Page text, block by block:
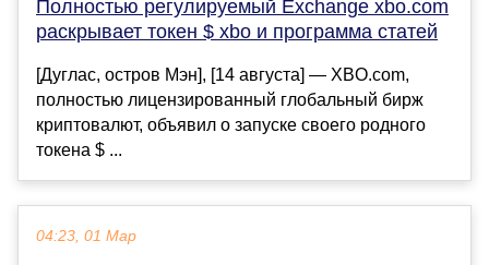
Полностью регулируемый Exchange xbo.com
раскрывает токен $ xbo и программа статей
[Дуглас, остров Мэн], [14 августа] — XBO.com,
полностью лицензированный глобальный бирж
криптовалют, объявил о запуске своего родного
токена $ ...
04:23, 01 Мар